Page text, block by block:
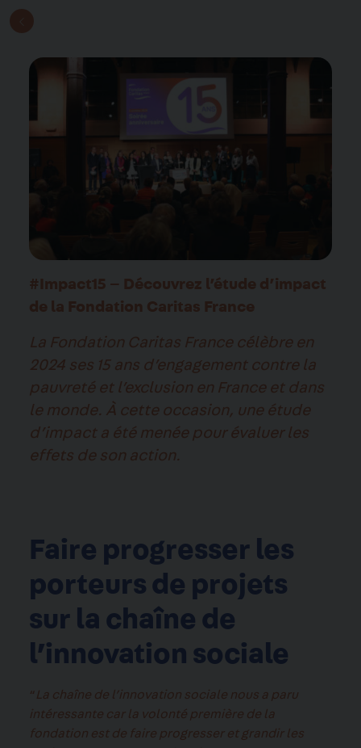
#Impact15 – Découvrez l’étude d’impact
de la Fondation Caritas France
La Fondation Caritas France célèbre en
2024 ses 15 ans d’engagement contre la
pauvreté et l’exclusion en France et dans
le monde. À cette occasion, une étude
d’impact a été menée pour évaluer les
effets de son action.
Faire progresser les
porteurs de projets
sur la chaîne de
l’innovation sociale
“ La chaîne de l’innovation sociale nous a paru
intéressante car la volonté première de la
fondation est de faire progresser et grandir les